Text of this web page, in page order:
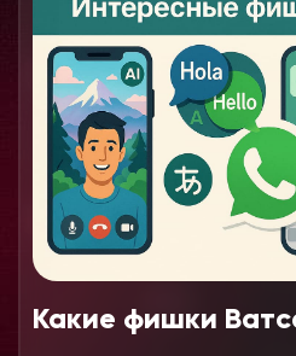
Какие фишки